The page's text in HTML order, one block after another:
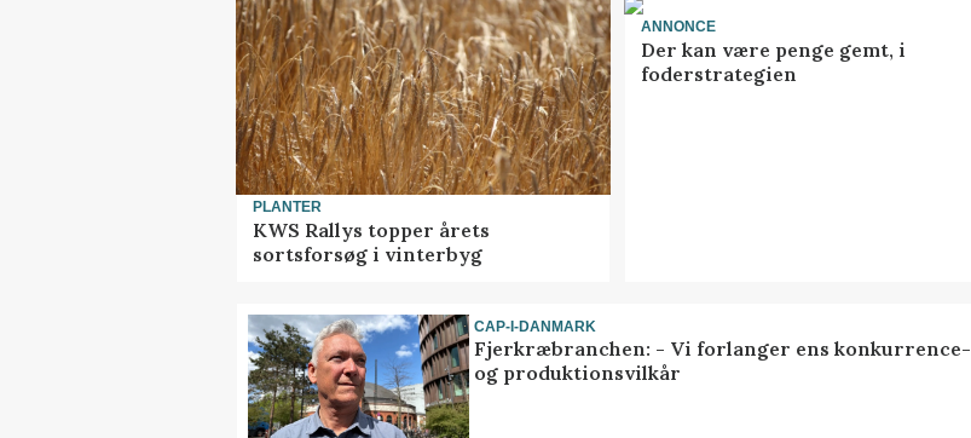
PLANTER
KWS Rallys topper årets
sortsforsøg i vinterbyg
ANNONCE
Der kan være penge gemt, i
foderstrategien
CAP-I-DANMARK
Fjerkræbranchen: - Vi forlanger ens konkurrence-
og produktionsvilkår